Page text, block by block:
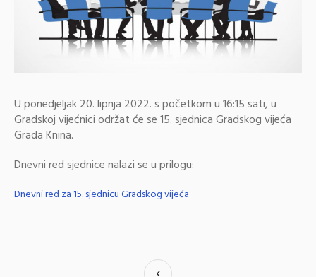
U ponedjeljak 20. lipnja 2022. s početkom u 16:15 sati, u
Gradskoj vijećnici održat će se 15. sjednica Gradskog vijeća
Grada Knina.
Dnevni red sjednice nalazi se u prilogu:
Dnevni red za 15. sjednicu Gradskog vijeća